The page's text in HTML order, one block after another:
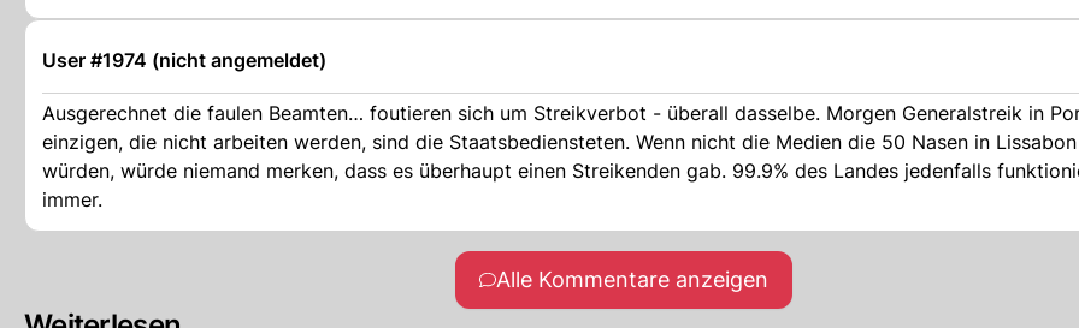
User #1974 (nicht angemeldet)
Ausgerechnet die faulen Beamten… foutieren sich um Streikverbot - überall dasselbe. Morgen Generalstreik in
einzigen, die nicht arbeiten werden, sind die Staatsbediensteten. Wenn nicht die Medien die 50 Nasen in
würden, würde niemand merken, dass es überhaupt einen Streikenden gab. 99.9% des Landes jedenfalls
immer.
Alle Kommentare anzeigen